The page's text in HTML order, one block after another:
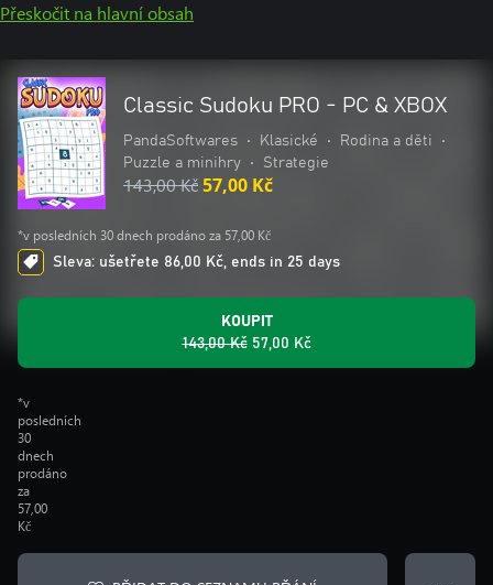
Přeskočit na hlavní obsah
Classic Sudoku PRO - PC & XBOX
PandaSoftwares • Klasické • Rodina a děti
•
Puzzle a minihry
• Strategie
143,00 Kč57,00 Kč
*v posledních 30 dnech prodáno za 57,00 Kč
Sleva: ušetřete 86,00 Kč, ends in 25 days
KOUPIT
143,00 Kč 57,00 Kč
*v
posledních
30
dnech
prodáno
za
57,00
Kč